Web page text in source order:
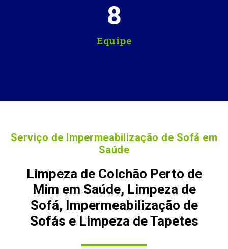
Equipe
8
Serviço de Impermeabilização de Sofá em
Saúde
Limpeza de Colchão Perto de
Mim em Saúde, Limpeza de
Sofá, Impermeabilização de
Sofás e Limpeza de Tapetes